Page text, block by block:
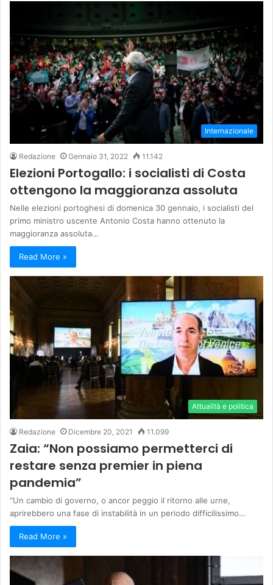
Internazionale
Redazione Gennaio 31, 2022 11.142
Elezioni Portogallo: i socialisti di Costa
ottengono la maggioranza assoluta
Nelle elezioni portoghesi di domenica 30 gennaio, i socialisti del
primo ministro uscente Antonio Costa hanno ottenuto la
maggioranza assoluta…
Read More »
Attualità e politica
Redazione Dicembre 20, 2021 11.099
Zaia: “Non possiamo permetterci di
restare senza premier in piena
pandemia”
“Un cambio di governo, o ancor peggio il ritorno alle urne,
aprirebbero una fase di instabilità in un periodo difficilissimo…
Read More »